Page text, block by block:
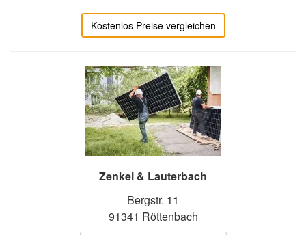
Kostenlos Preise vergleichen
Zenkel & Lauterbach
Bergstr. 11
91341 Röttenbach